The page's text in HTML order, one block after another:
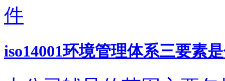
件
iso14001环境管理体系三要素